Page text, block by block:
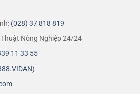
(028) 37 818 819
Nông Nghiệp 24/24
11 33 55